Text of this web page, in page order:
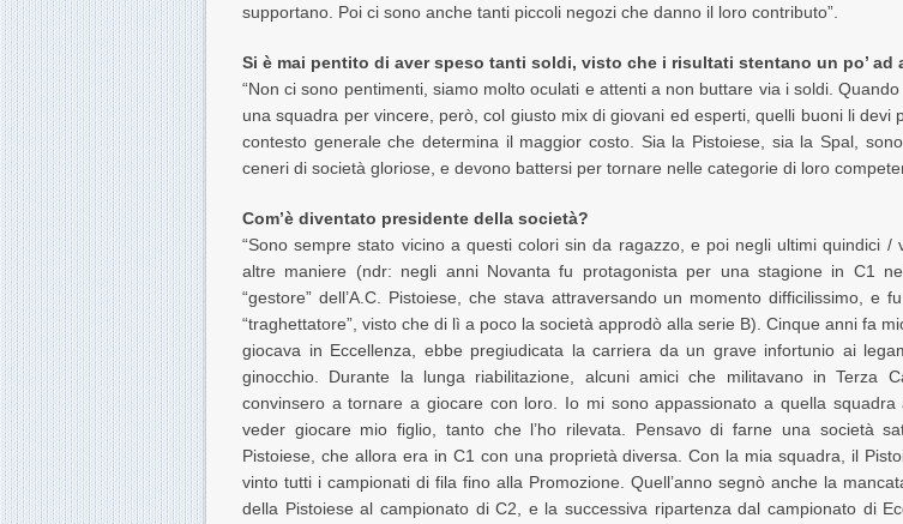
supportano. Poi ci sono anche tanti piccoli negozi che danno il loro contributo”.
Si è mai pentito di aver speso tanti soldi, visto che i risultati stentano un po’ ad
“Non ci sono pentimenti, siamo molto oculati e attenti a non buttare via i soldi. Quando
una squadra per vincere, però, col giusto mix di giovani ed esperti, quelli buoni li devi
contesto generale che determina il maggior costo. Sia la Pistoiese, sia la Spal,
ceneri di società gloriose, e devono battersi per tornare nelle categorie di loro
Com’è diventato presidente della società?
“Sono sempre stato vicino a questi colori sin da ragazzo, e poi negli ultimi quindici /
altre maniere (ndr: negli anni Novanta fu protagonista per una stagione in C1
“gestore” dell’A.C. Pistoiese, che stava attraversando un momento difficilissimo, e
“traghettatore”, visto che di lì a poco la società approdò alla serie B). Cinque anni fa
giocava in Eccellenza, ebbe pregiudicata la carriera da un grave infortunio ai
ginocchio. Durante la lunga riabilitazione, alcuni amici che militavano in Terza
convinsero a tornare a giocare con loro. Io mi sono appassionato a quella squadra
veder giocare mio figlio, tanto che l’ho rilevata. Pensavo di farne una società
Pistoiese, che allora era in C1 con una proprietà diversa. Con la mia squadra, il
vinto tutti i campionati di fila fino alla Promozione. Quell’anno segnò anche la
della Pistoiese al campionato di C2, e la successiva ripartenza dal campionato di